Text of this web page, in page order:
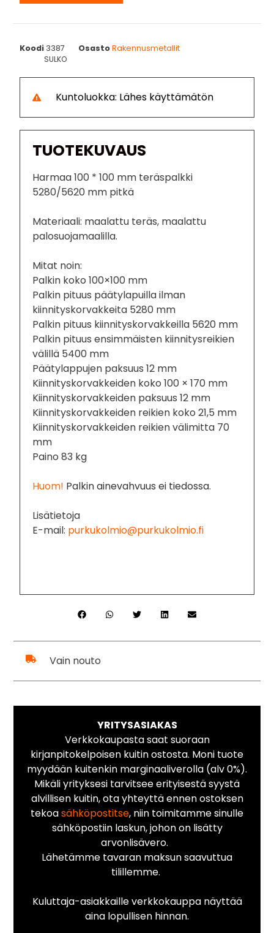
Koodi 3387 OsastoRakennusmetallit
SULKO
Kuntoluokka: Lähes käyttämätön
TUOTEKUVAUS
Harmaa 100 * 100 mm teräspalkki
5280/5620 mm pitkä
Materiaali: maalattu teräs, maalattu
palosuojamaalilla.
Mitat noin:
Palkin koko 100×100 mm
Palkin pituus päätylapuilla ilman
kiinnityskorvakkeita 5280 mm
Palkin pituus kiinnityskorvakkeilla 5620 mm
Palkin pituus ensimmäisten kiinnitysreikien
välillä 5400 mm
Päätylappujen paksuus 12 mm
Kiinnityskorvakkeiden koko 100 × 170 mm
Kiinnityskorvakkeiden paksuus 12 mm
Kiinnityskorvakkeiden reikien koko 21,5 mm
Kiinnityskorvakkeiden reikien välimitta 70
mm
Paino 83 kg
Huom! Palkin ainevahvuus ei tiedossa.
Lisätietoja
E-mail: purkukolmio@purkukolmio.fi
Vain nouto
YRITYSASIAKAS
Verkkokaupasta saat suoraan
kirjanpitokelpoisen kuitin ostosta. Moni tuote
myydään kuitenkin marginaaliverolla (alv 0%).
Mikäli yrityksesi tarvitsee erityisestä syystä
alvillisen kuitin, ota yhteyttä ennen ostoksen
tekoasähköpostitse, niin toimitamme sinulle
sähköpostiin laskun, johon on lisätty
arvonlisävero.
Lähetämme tavaran maksun saavuttua
tilillemme.
Kuluttaja-asiakkaille verkkokauppa näyttää
aina lopullisen hinnan.